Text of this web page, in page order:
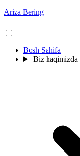
Ariza Bering
Bosh Sahifa
Biz haqimizda